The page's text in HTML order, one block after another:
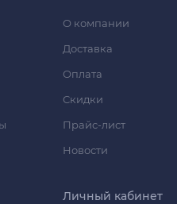
О компании
Доставка
Оплата
Скидки
Прайс-лист
Новости
Личный кабинет